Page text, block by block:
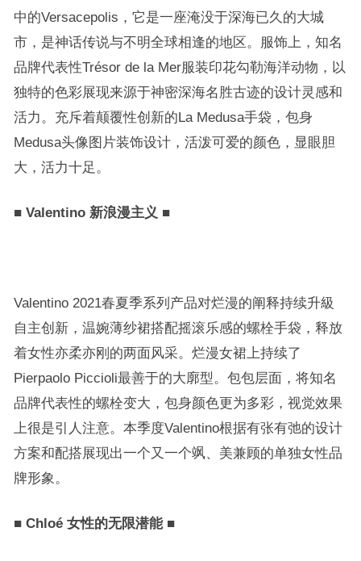
中的Versacepolis，它是一座淹没于深海已久的大城
市，是神话传说与不明全球相逢的地区。服饰上，知名
品牌代表性Trésor de la Mer服装印花勾勒海洋动物，以
独特的色彩展现来源于神密深海名胜古迹的设计灵感和
活力。充斥着颠覆性创新的La Medusa手袋，包身
Medusa头像图片装饰设计，活泼可爱的颜色，显眼胆
大，活力十足。
■ Valentino 新浪漫主义 ■
Valentino 2021春夏季系列产品对烂漫的阐释持续升級
自主创新，温婉薄纱裙搭配摇滚乐感的螺栓手袋，释放
着女性亦柔亦刚的两面风采。烂漫女裙上持续了
Pierpaolo Piccioli最善于的大廓型。包包层面，将知名
品牌代表性的螺栓变大，包身颜色更为多彩，视觉效果
上很是引人注意。本季度Valentino根据有张有弛的设计
方案和配搭展现出一个又一个飒、美兼顾的单独女性品
牌形象。
■ Chloé 女性的无限潜能 ■